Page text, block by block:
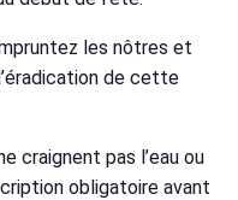
les nôtres et
de cette
craignent pas l’eau ou
obligatoire avant